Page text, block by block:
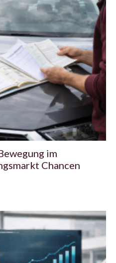
im
Chancen